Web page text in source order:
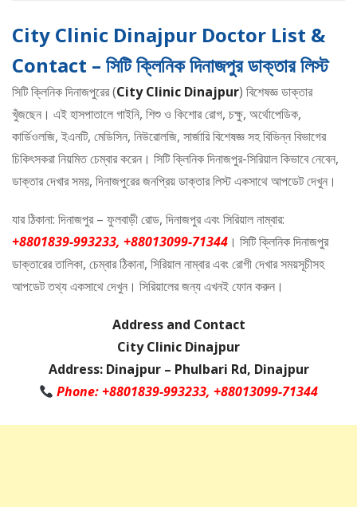
City Clinic Dinajpur Doctor List &
Contact – সিটি ক্লিনিক দিনাজপুর ডাক্তার লিস্ট
সিটি ক্লিনিক দিনাজপুরের (City Clinic Dinajpur) বিশেষজ্ঞ ডাক্তার
খুঁজছেন। এই হাসপাতালে গাইনি, শিশু ও কিশোর রোগ, চক্ষু, অর্থোপেডিক,
কার্ডিওলজি, ইএনটি, মেডিসিন, নিউরোলজি, সার্জারি বিশেষজ্ঞ সহ বিভিন্ন বিভাগের
চিকিৎসকরা নিয়মিত চেম্বার করেন। সিটি ক্লিনিক দিনাজপুর-সিরিয়াল কিভাবে নেবেন,
ডাক্তার দেখার সময়, দিনাজপুরের জনপ্রিয় ডাক্তার লিস্ট একসাথে আপডেট দেখুন।
যার ঠিকানা: দিনাজপুর – ফুলবাড়ী রোড, দিনাজপুর এবং সিরিয়াল নাম্বার:
+8801839-993233, +88013099-71344 । সিটি ক্লিনিক দিনাজপুর
ডাক্তারের তালিকা, চেম্বার ঠিকানা, সিরিয়াল নাম্বার এবং রোগী দেখার সময়সূচীসহ
আপডেট তথ্য একসাথে দেখুন। সিরিয়ালের জন্য এখনই ফোন করুন।
Address and Contact
City Clinic Dinajpur
Address: Dinajpur – Phulbari Rd, Dinajpur
Phone: +8801839-993233, +88013099-71344